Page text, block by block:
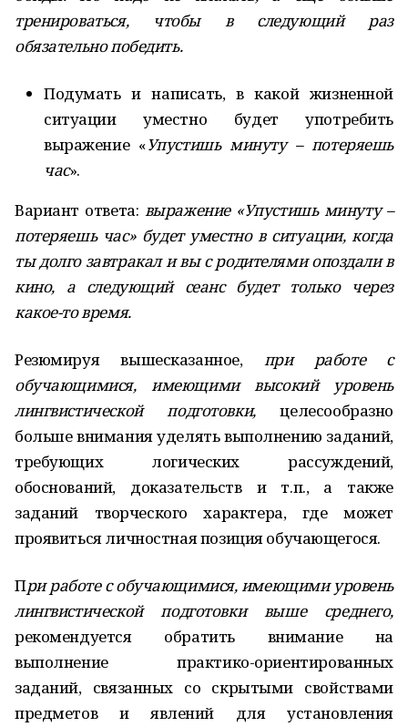
тренироваться, чтобы в следующий раз
обязательно победить.
Подумать и написать, в какой жизненной
ситуации уместно будет употребить
выражение «Упустишь минуту – потеряешь
час».
Вариант ответа: выражение «Упустишь минуту –
потеряешь час» будет уместно в ситуации, когда
ты долго завтракал и вы с родителями опоздали в
кино, а следующий сеанс будет только через
какое-то время.
Резюмируя вышесказанное, при работе с
обучающимися, имеющими высокий уровень
лингвистической подготовки,целесообразно
больше внимания уделять выполнению заданий,
требующих логических рассуждений,
обоснований, доказательств и т.п., а также
заданий творческого характера, где может
проявиться личностная позиция обучающегося.
При работе с обучающимися, имеющими уровень
лингвистической подготовки выше среднего,
рекомендуется обратить внимание на
выполнение практико-ориентированных
заданий, связанных со скрытыми свойствами
предметов и явлений для установления